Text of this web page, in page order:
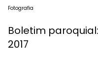
Fotografia
Boletim
2017